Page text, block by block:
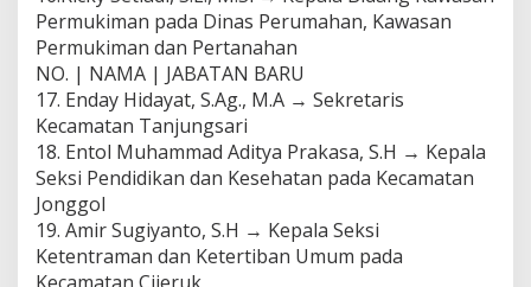
Permukiman pada Dinas Perumahan, Kawasan
Permukiman dan Pertanahan
NO. | NAMA | JABATAN BARU
17. Enday Hidayat, S.Ag., M.A → Sekretaris
Kecamatan Tanjungsari
18. Entol Muhammad Aditya Prakasa, S.H → Kepala
Seksi Pendidikan dan Kesehatan pada Kecamatan
Jonggol
19. Amir Sugiyanto, S.H → Kepala Seksi
Ketentraman dan Ketertiban Umum pada